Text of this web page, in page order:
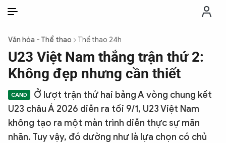
THỜI SỰ
CHỐNG DIỄN BIẾN HÒA BÌNH
CÔNG AN TRONG LÒNG DÂN
Văn hóa - Thể thao Thể thao 24h
U23 Việt Nam thắng trận thứ 2:
Không đẹp nhưng cần thiết
Ở lượt trận thứ hai bảng A vòng chung kết
U23 châu Á 2026 diễn ra tối 9/1, U23 Việt Nam
không tạo ra một màn trình diễn thực sự mãn
nhãn. Tuy vậy, đó dường như là lựa chọn có chủ